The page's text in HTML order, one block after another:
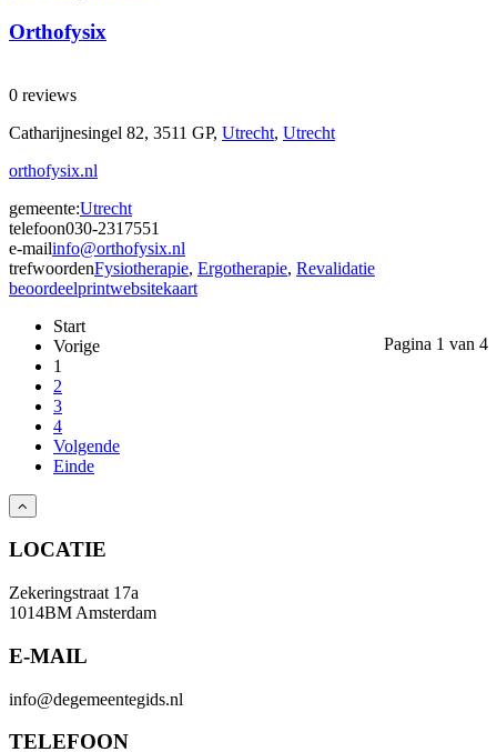
Orthofysix
0 reviews
Catharijnesingel 82, 3511 GP, Utrecht, Utrecht
orthofysix.nl
gemeente:Utrecht
telefoon030-2317551
e-mailinfo@orthofysix.nl
trefwoordenFysiotherapie, Ergotherapie, Revalidatie
beoordeelprintwebsitekaart
Pagina 1 van 4
Start
Vorige
1
2
3
4
Volgende
Einde
LOCATIE
Zekeringstraat 17a
1014BM Amsterdam
E-MAIL
info@degemeentegids.nl
TELEFOON